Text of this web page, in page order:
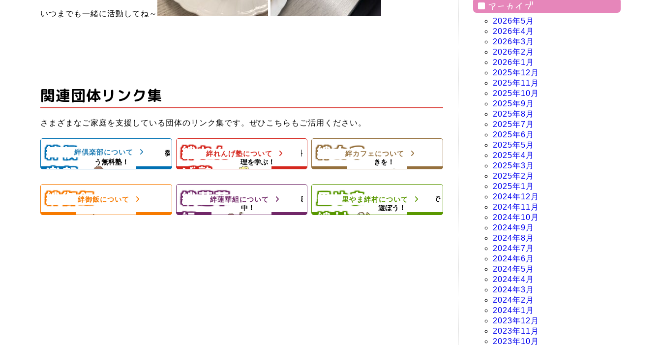
いつまでも一緒に活動してね～
関連団体リンク集
さまざまなご家庭を支援している団体のリンク集です。ぜひこちらもご活用ください。
絆倶
楽部
子どもの気持ちに寄り添
う無料塾！
子どもたちと親御さんの居場所＆子
どもたちの成長を支える無料塾
絆倶楽部について
絆れん
げ塾
料理の基本や家庭料
理を学ぶ！
子ども料理教室でお母さんのお手伝
ども食堂
絆れんげ塾について
絆カフ
ェ
楽しい親子のひとと
きを！
ひとり親家庭のお母さんと子どもの
当）＆食材配布！
絆カフェについて
絆御飯フードパントリー！
ひとり親家庭、障がい者のいるご家
材配布で支援！
絆御飯について
絆蓮華
組
地域のお祭りに出演
中！
子ども食堂＆プロの先生によるダン
スレッスン。
んをサポート！
絆蓮華組について
里やま
絆村
思いきり太陽の下で
遊ぼう！
里やまの自然や農業体験、キャンプ
心の成長を支援します
里やま絆村について
アーカイブ
2026年5月
2026年4月
2026年3月
2026年2月
2026年1月
2025年12月
2025年11月
2025年10月
2025年9月
2025年8月
2025年7月
2025年6月
2025年5月
2025年4月
2025年3月
2025年2月
2025年1月
2024年12月
2024年11月
2024年10月
2024年9月
2024年8月
2024年7月
2024年6月
2024年5月
2024年4月
2024年3月
2024年2月
2024年1月
2023年12月
2023年11月
2023年10月